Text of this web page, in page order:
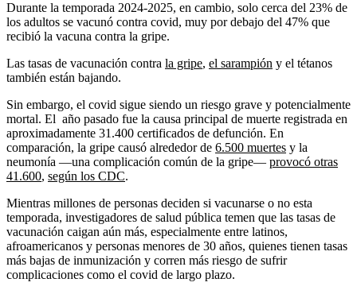
Durante la temporada 2024-2025, en cambio, solo cerca del 23% de
los adultos se vacunó contra covid, muy por debajo del 47% que
recibió la vacuna contra la gripe.
Las tasas de vacunación contra la gripe, el sarampión y el tétanos
también están bajando.
Sin embargo, el covid sigue siendo un riesgo grave y potencialmente
mortal. El año pasado fue la causa principal de muerte registrada en
aproximadamente 31.400 certificados de defunción. En
comparación, la gripe causó alrededor de 6.500 muertes y la
neumonía —una complicación común de la gripe— provocó otras
41.600, según los CDC.
Mientras millones de personas deciden si vacunarse o no esta
temporada, investigadores de salud pública temen que las tasas de
vacunación caigan aún más, especialmente entre latinos,
afroamericanos y personas menores de 30 años, quienes tienen tasas
más bajas de inmunización y corren más riesgo de sufrir
complicaciones como el covid de largo plazo.